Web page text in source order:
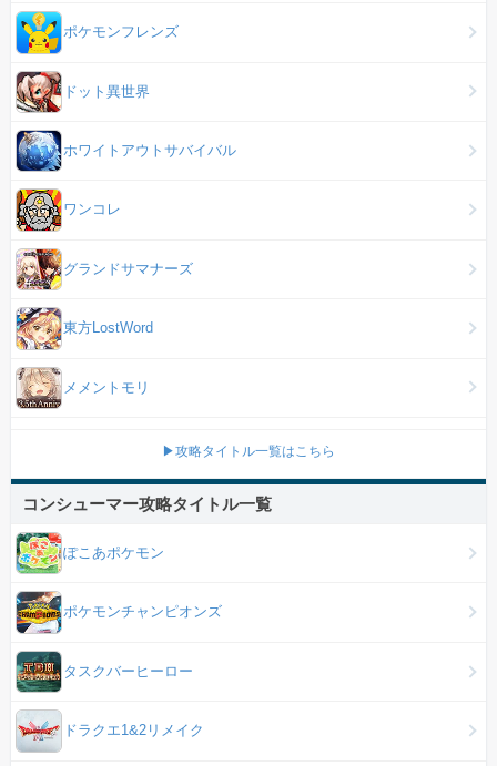
ポケモンフレンズ
ドット異世界
ホワイトアウトサバイバル
ワンコレ
グランドサマナーズ
東方LostWord
メメントモリ
▶攻略タイトル一覧はこちら
コンシューマー攻略タイトル一覧
ぽこあポケモン
ポケモンチャンピオンズ
タスクバーヒーロー
ドラクエ1&2リメイク